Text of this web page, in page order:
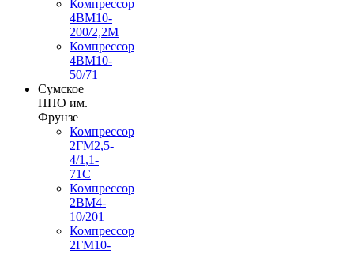
Компрессор
4ВМ10-
200/2,2М
Компрессор
4ВМ10-
50/71
Сумское
НПО им.
Фрунзе
Компрессор
2ГМ2,5-
4/1,1-
71С
Компрессор
2ВМ4-
10/201
Компрессор
2ГМ10-